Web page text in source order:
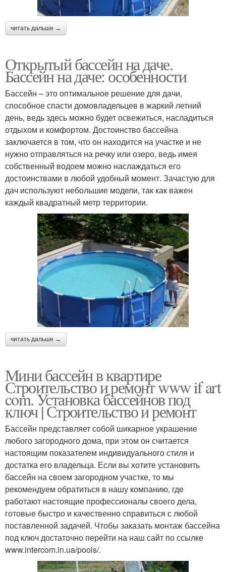
читать дальше →
Открытый бассейн на даче.
Бассейн на даче: особенности
Бассейн – это оптимальное решение для дачи,
способное спасти домовладельцев в жаркий летний
день, ведь здесь можно будет освежиться, насладиться
отдыхом и комфортом. Достоинство бассейна
заключается в том, что он находится на участке и не
нужно отправляться на речку или озеро, ведь имея
собственный водоем можно наслаждаться его
достоинствами в любой удобный момент. Зачастую для
дач используют небольшие модели, так как важен
каждый квадратный метр территории.
читать дальше →
Мини бассейн в квартире
Строительство и ремонт www if art
com. Установка бассейнов под
ключ | Строительство и ремонт
Бассейн представляет собой шикарное украшение
любого загородного дома, при этом он считается
настоящим показателем индивидуального стиля и
достатка его владельца. Если вы хотите установить
бассейн на своем загородном участке, то мы
рекомендуем обратиться в нашу компанию, где
работают настоящие профессионалы своего дела,
готовые быстро и качественно справиться с любой
поставленной задачей. Чтобы заказать монтаж бассейна
под ключ достаточно перейти на наш сайт по ссылке
www.intercom.in.ua/pools/.